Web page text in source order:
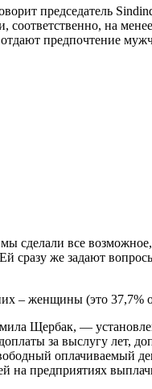
председатель
на
предпо­чтение
все возможное,
сразу же задают
– женщины (это 37,7%
Щербак, —
за выслугу лет,
на предприятиях